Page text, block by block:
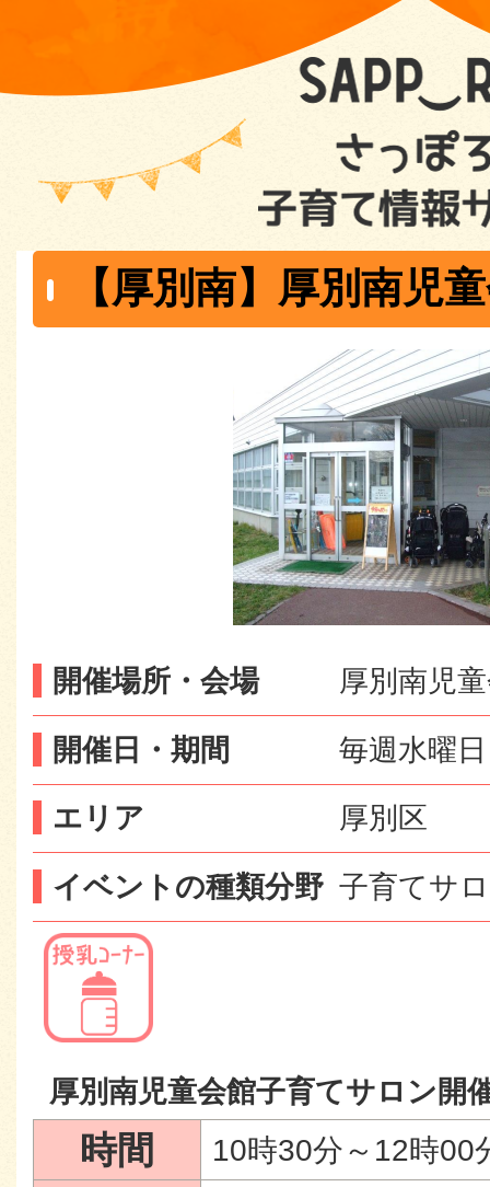
【厚別南】厚別南児
開催場所・会場 厚別南児
開催日・期間 毎週水曜日
エリア 厚別区
イベントの種類分野 子育てサ
厚別南児童会館子育てサロン開
時間 10時30分～12時00